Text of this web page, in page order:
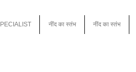
नींद का स्तंभ नींद का स्तंभ